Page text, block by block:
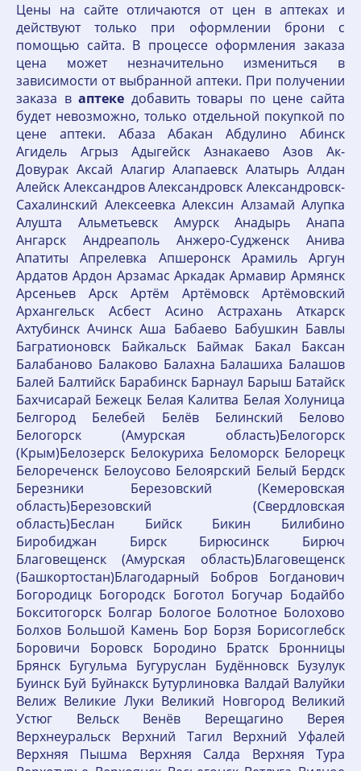
Цены на сайте отличаются от цен в аптеках и
действуют только при оформлении брони с
помощью сайта. В процессе оформления заказа
цена может незначительно измениться в
зависимости от выбранной аптеки. При получении
заказа ваптеке добавить товары по цене сайта
будет невозможно, только отдельной покупкой по
цене аптеки. Абаза Абакан Абдулино Абинск
Агидель Агрыз Адыгейск Азнакаево Азов Ак-
Довурак Аксай Алагир Алапаевск Алатырь Алдан
Алейск Александров Александровск Александровск-
Сахалинский Алексеевка Алексин Алзамай Алупка
Алушта Альметьевск Амурск Анадырь Анапа
Ангарск Андреаполь Анжеро-Судженск Анива
Апатиты Апрелевка Апшеронск Арамиль Аргун
Ардатов Ардон Арзамас Аркадак Армавир Армянск
Арсеньев Арск Артём Артёмовск Артёмовский
Архангельск Асбест Асино Астрахань Аткарск
Ахтубинск Ачинск Аша Бабаево Бабушкин Бавлы
Багратионовск Байкальск Баймак Бакал Баксан
Балабаново Балаково Балахна Балашиха Балашов
Балей Балтийск Барабинск Барнаул Барыш Батайск
Бахчисарай Бежецк Белая Калитва Белая Холуница
Белгород Белебей Белёв Белинский Белово
Белогорск (Амурская область)Белогорск
(Крым)Белозерск Белокуриха Беломорск Белорецк
Белореченск Белоусово Белоярский Белый Бердск
Березники Березовский (Кемеровская
область)Березовский (Свердловская
область)Беслан Бийск Бикин Билибино
Биробиджан Бирск Бирюсинск Бирюч
Благовещенск (Амурская область)Благовещенск
(Башкортостан)Благодарный Бобров Богданович
Богородицк Богородск Боготол Богучар Бодайбо
Бокситогорск Болгар Бологое Болотное Болохово
Болхов Большой Камень Бор Борзя Борисоглебск
Боровичи Боровск Бородино Братск Бронницы
Брянск Бугульма Бугуруслан Будённовск Бузулук
Буинск Буй Буйнакск Бутурлиновка Валдай Валуйки
Велиж Великие Луки Великий Новгород Великий
Устюг Вельск Венёв Верещагино Верея
Верхнеуральск Верхний Тагил Верхний Уфалей
Верхняя Пышма Верхняя Салда Верхняя Тура